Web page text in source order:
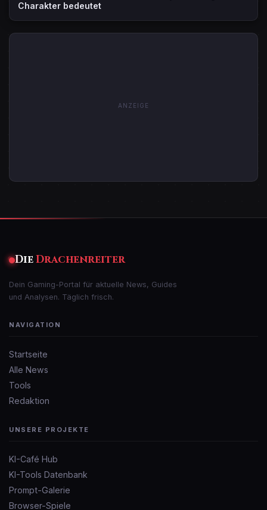
Charakter bedeutet
ANZEIGE
DieDrachenreiter
Dein Gaming-Portal für aktuelle News, Guides
und Analysen. Täglich frisch.
NAVIGATION
Startseite
Alle News
Tools
Redaktion
UNSERE PROJEKTE
KI-Café Hub
KI-Tools Datenbank
Prompt-Galerie
Browser-Spiele